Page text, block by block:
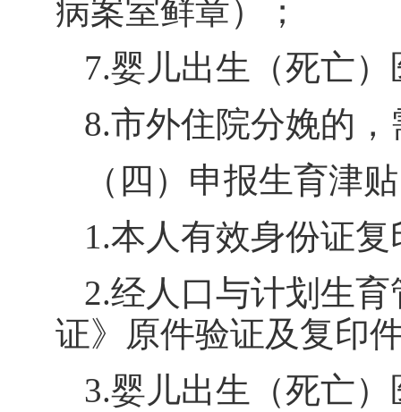
病案室鲜章）；
7.婴儿出生（死亡
8.市外住院分娩的
（四）申报生育津贴
1.本人有效身份证复
2.经人口与计划生
证》原件验证及复印
3.婴儿出生（死亡